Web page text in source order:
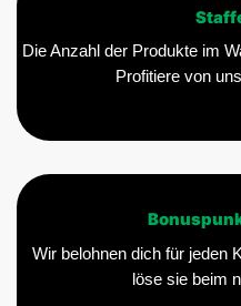
Die Anzahl der Produkte im
Profitiere von
Wir belohnen dich für jeden
löse sie beim